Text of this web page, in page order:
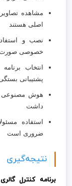
مشاهده
اصلی هستند
نصب و
خصوصی صورت
انتخاب
پشتیبانی
هوش مصنوعی
داشت
استفاده
ضروری است
نتیجه‌گیری
برنامه کنترل